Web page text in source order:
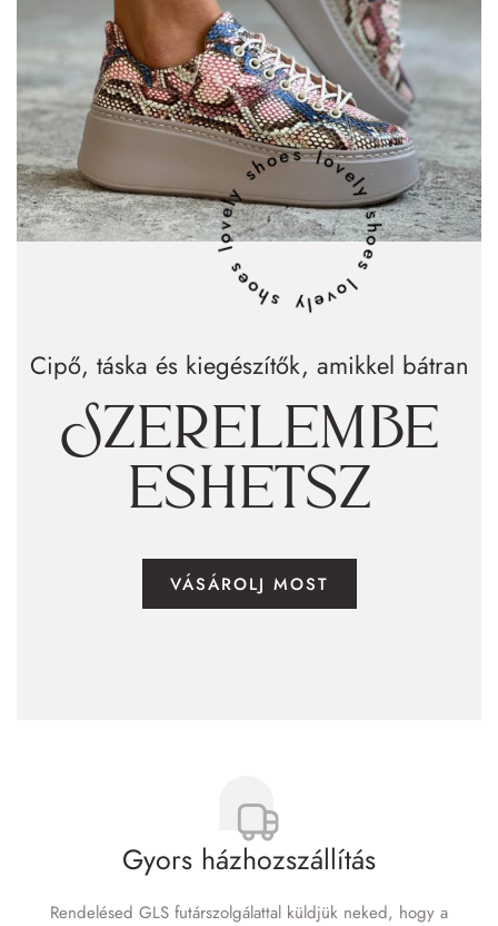
lovely shoes lovely shoes lovely shoes
Cipő, táska és kiegészítők, amikkel bátran
Szerelembe
eshetsz
VÁSÁROLJ MOST
Gyors házhozszállítás
Rendelésed GLS futár­szolgálattal küldjük neked, hogy a